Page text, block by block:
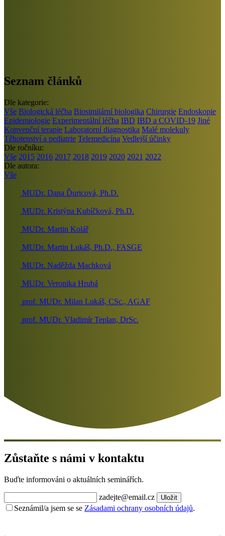
Seznam článků
Dle kategorie:
Vše Biologická léčba Biosimilární biologika Chirurgie Endoskopie
Epidemiologie Experimentální léčba IBD IBD a COVID-19 Jiné
Konvenční terapie Laboratorní diagnostika Malé molekuly
Těhotenství a pediatrie Telemedicína Vedlejší účinky
Dle ročníku:
Vše 2015 2016 2017 2018 2019 2020 2021 2022
Dle autora:
Vše
MUDr. Dana Ďuricová, Ph.D.
MUDr. Kristýna Kubíčková, Ph.D.
MUDr. Martin Kolář
MUDr. Martin Lukáš, Ph.D., FASGE
MUDr. Naděžda Machková
MUDr. Veronika Hrubá
prof. MUDr. Milan Lukáš, CSc., AGAF
prof. MUDr. Vladimír Teplan, DrSc.
Zůstaňte s námi v kontaktu
Buďte informováni o aktuálních seminářích.
zadejte@email.cz Uložit
Seznámil/a jsem se se Zásadami ochrany osobních údajů.